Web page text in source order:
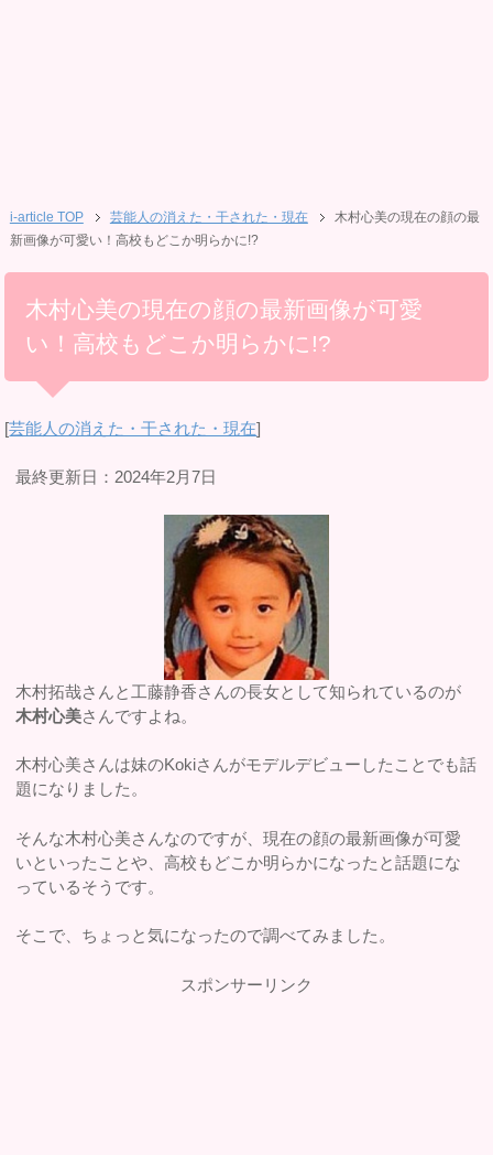
i-article TOP 芸能人の消えた・干された・現在
木村心美の現在の顔の最
新画像が可愛い！高校もどこか明らかに!?
木村心美の現在の顔の最新画像が可愛
い！高校もどこか明らかに!?
[芸能人の消えた・干された・現在]
最終更新日：2024年2月7日
木村拓哉さんと工藤静香さんの長女として知られているのが
木村心美さんですよね。
木村心美さんは妹のKokiさんがモデルデビューしたことでも話
題になりました。
そんな木村心美さんなのですが、現在の顔の最新画像が可愛
いといったことや、高校もどこか明らかになったと話題にな
っているそうです。
そこで、ちょっと気になったので調べてみました。
スポンサーリンク